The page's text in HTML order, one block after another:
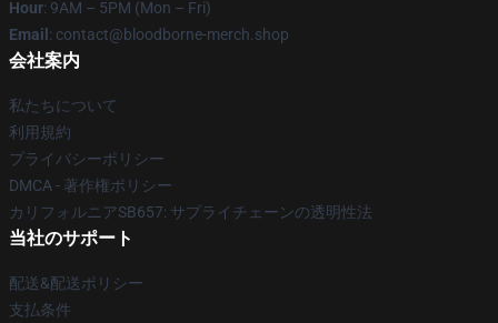
Hour: 9AM – 5PM (Mon – Fri)
Email : contact@bloodborne-merch.shop
会社案内
私たちについて
利用規約
プライバシーポリシー
DMCA - 著作権ポリシー
カリフォルニアSB657: サプライチェーンの透明性法
当社のサポート
配送&配送ポリシー
支払条件